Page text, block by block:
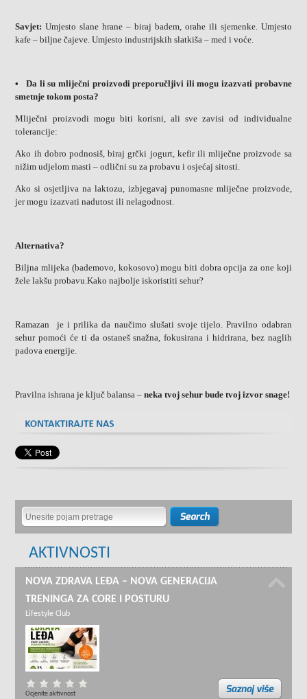
Savjet: Umjesto slane hrane – biraj badem, orahe ili sjemenke. Umjesto
kafe – biljne čajeve. Umjesto industrijskih slatkiša – med i voće.
• Da li su mliječni proizvodi preporučljivi ili mogu izazvati probavne
smetnje tokom posta?
Mliječni proizvodi mogu biti korisni, ali sve zavisi od individualne
tolerancije:
Ako ih dobro podnosiš, biraj grčki jogurt, kefir ili mliječne proizvode sa
nižim udjelom masti – odlični su za probavu i osjećaj sitosti.
Ako si osjetljiva na laktozu, izbjegavaj punomasne mliječne proizvode,
jer mogu izazvati nadutost ili nelagodnost.
Alternativa?
Biljna mlijeka (bademovo, kokosovo) mogu biti dobra opcija za one koji
žele lakšu probavu.Kako najbolje iskoristiti sehur?
Ramazan je i prilika da naučimo slušati svoje tijelo. Pravilno odabran
sehur pomoći će ti da ostaneš snažna, fokusirana i hidrirana, bez naglih
padova energije.
Pravilna ishrana je ključ balansa –neka tvoj sehur bude tvoj izvor snage!
AKTIVNOSTI
NOVA ZDRAVA LEĐA – NOVA GENERACIJA
TRENINGA ZA CORE I POSTURU
Lifestyle Club
Ocjenite aktivnost